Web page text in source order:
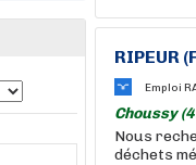
RIPEUR
Emploi
Choussy
Nous
déchets